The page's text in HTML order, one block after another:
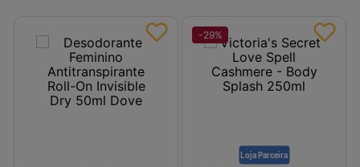
Loja Parceira
-29%